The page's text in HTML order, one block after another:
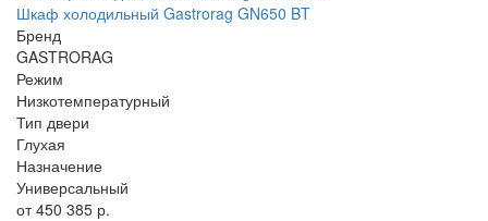
Шкаф холодильный Gastrorag GN650 BT
Бренд
GASTRORAG
Режим
Низкотемпературный
Тип двери
Глухая
Назначение
Универсальный
от 450 385 р.